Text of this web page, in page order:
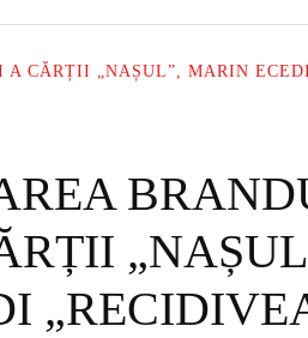
CĂRȚII „NAȘUL”, MARIN